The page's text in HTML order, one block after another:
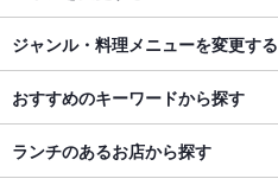
ジャンル・料理メニューを変更する
おすすめのキーワードから探す
ランチのあるお店から探す